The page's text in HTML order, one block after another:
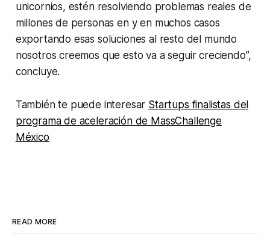
unicornios, estén resolviendo problemas reales de
millones de personas en y en muchos casos
exportando esas soluciones al resto del mundo
nosotros creemos que esto va a seguir creciendo”,
concluye.
También te puede interesar Startups finalistas del
programa de aceleración de MassChallenge
México
READ MORE